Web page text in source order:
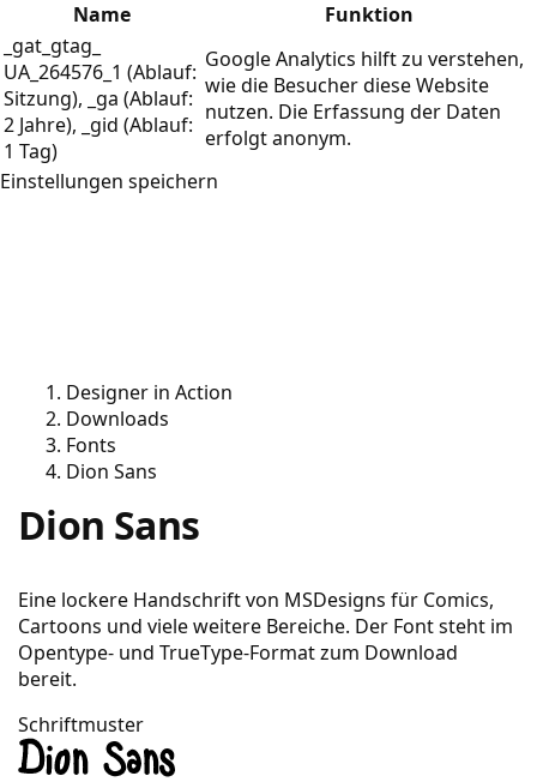
Name
Funktion
_gat_gtag_
UA_264576_1 (Ablauf:
Sitzung), _ga (Ablauf:
2 Jahre), _gid (Ablauf:
1 Tag)
Google Analytics hilft zu verstehen,
wie die Besucher diese Website
nutzen. Die Erfassung der Daten
erfolgt anonym.
Einstellungen speichern
Designer in Action
Downloads
Fonts
Dion Sans
Dion Sans
Eine lockere Handschrift von MSDesigns für Comics,
Cartoons und viele weitere Bereiche. Der Font steht im
Opentype- und TrueType-Format zum Download
bereit.
Schriftmuster